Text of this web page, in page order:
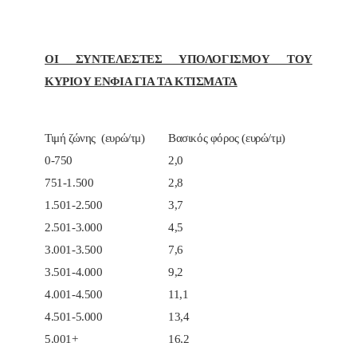
ΟΙ ΣΥΝΤΕΛΕΣΤΕΣ ΥΠΟΛΟΓΙΣΜΟΥ ΤΟΥ
ΚΥΡΙΟΥ ΕΝΦΙΑ ΓΙΑ ΤΑ ΚΤΙΣΜΑΤΑ
Τιμή ζώνης (ευρώ/τμ)
Βασικός φόρος (ευρώ/τμ)
0-750
2,0
751-1.500
2,8
1.501-2.500
3,7
2.501-3.000
4,5
3.001-3.500
7,6
3.501-4.000
9,2
4.001-4.500
11,1
4.501-5.000
13,4
5.001+
16,2